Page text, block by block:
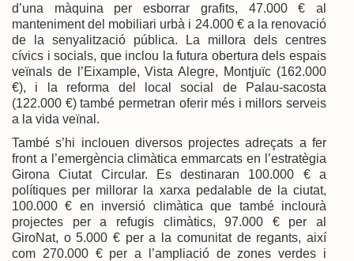
d’una màquina per esborrar grafits, 47.000 € al
manteniment del mobiliari urbà i 24.000 € a la renovació
de la senyalització pública. La millora dels centres
cívics i socials, que inclou la futura obertura dels espais
veïnals de l’Eixample, Vista Alegre, Montjuïc (162.000
€), i la reforma del local social de Palau-sacosta
(122.000 €) també permetran oferir més i millors serveis
a la vida veïnal.
També s’hi inclouen diversos projectes adreçats a fer
front a l’emergència climàtica emmarcats en l’estratègia
Girona Ciutat Circular. Es destinaran 100.000 € a
polítiques per millorar la xarxa pedalable de la ciutat,
100.000 € en inversió climàtica que també inclourà
projectes per a refugis climàtics, 97.000 € per al
GiroNat, o 5.000 € per a la comunitat de regants, així
com 270.000 € per a l’ampliació de zones verdes i